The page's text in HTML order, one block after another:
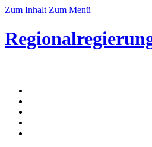
Zum Inhalt Zum Menü